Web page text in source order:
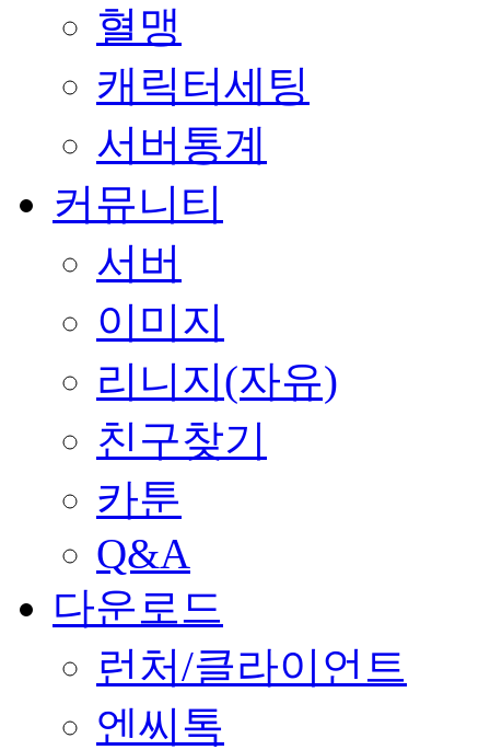
혈맹
캐릭터세팅
서버통계
커뮤니티
서버
이미지
리니지(자유)
친구찾기
카툰
Q&A
다운로드
런처/클라이언트
엔씨톡